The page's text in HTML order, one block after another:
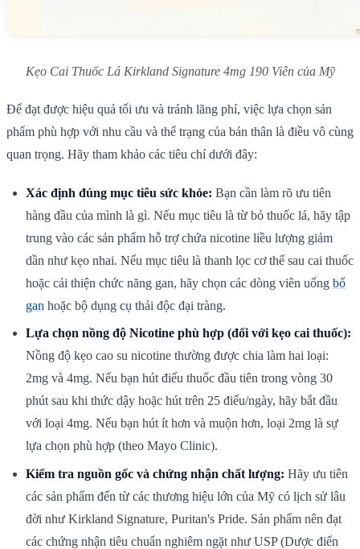
Kẹo Cai Thuốc Lá Kirkland Signature 4mg 190 Viên của Mỹ
Để đạt được hiệu quả tối ưu và tránh lãng phí, việc lựa chọn sản
phẩm phù hợp với nhu cầu và thể trạng của bản thân là điều vô cùng
quan trọng. Hãy tham khảo các tiêu chí dưới đây:
Xác định đúng mục tiêu sức khỏe: Bạn cần làm rõ ưu tiên
hàng đầu của mình là gì. Nếu mục tiêu là từ bỏ thuốc lá, hãy tập
trung vào các sản phẩm hỗ trợ chứa nicotine liều lượng giảm
dần như kẹo nhai. Nếu mục tiêu là thanh lọc cơ thể sau cai thuốc
hoặc cải thiện chức năng gan, hãy chọn các dòng viên uống bổ
gan hoặc bộ dụng cụ thải độc đại tràng.
Lựa chọn nồng độ Nicotine phù hợp (đối với kẹo cai thuốc):
Nồng độ kẹo cao su nicotine thường được chia làm hai loại:
2mg và 4mg. Nếu bạn hút điếu thuốc đầu tiên trong vòng 30
phút sau khi thức dậy hoặc hút trên 25 điếu/ngày, hãy bắt đầu
với loại 4mg. Nếu bạn hút ít hơn và muộn hơn, loại 2mg là sự
lựa chọn phù hợp (theo Mayo Clinic).
Kiểm tra nguồn gốc và chứng nhận chất lượng: Hãy ưu tiên
các sản phẩm đến từ các thương hiệu lớn của Mỹ có lịch sử lâu
đời như Kirkland Signature, Puritan's Pride. Sản phẩm nên đạt
các chứng nhận tiêu chuẩn nghiêm ngặt như USP (Dược điển